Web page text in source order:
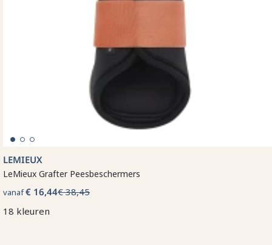
LEMIEUX
LeMieux Grafter Peesbeschermers
vanaf€ 16,44€ 38,45
18 kleuren